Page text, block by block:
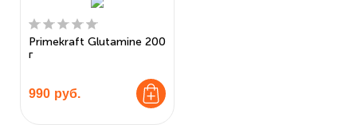
Primekraft Glutamine 200
г
990 руб.